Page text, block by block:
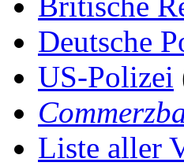
Deutsche
US-Polizei
Liste aller